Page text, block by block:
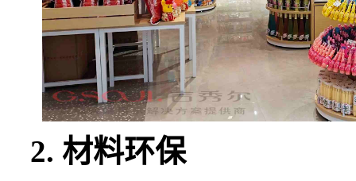
2. 材料环保